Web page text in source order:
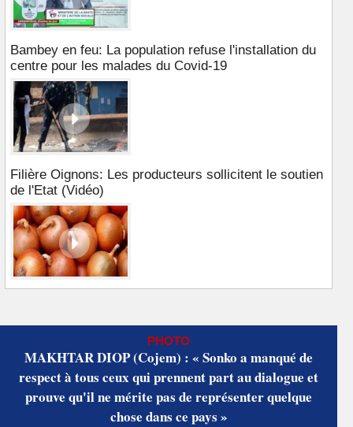
Bambey en feu: La population refuse l'installation du
centre pour les malades du Covid-19
Filière Oignons: Les producteurs sollicitent le soutien
de l'Etat (Vidéo)
PHOTO
MAKHTAR DIOP (Cojem) : « Sonko a manqué de
respect à tous ceux qui prennent part au dialogue et
prouve qu'il ne mérite pas de représenter quelque
chose dans ce pays »